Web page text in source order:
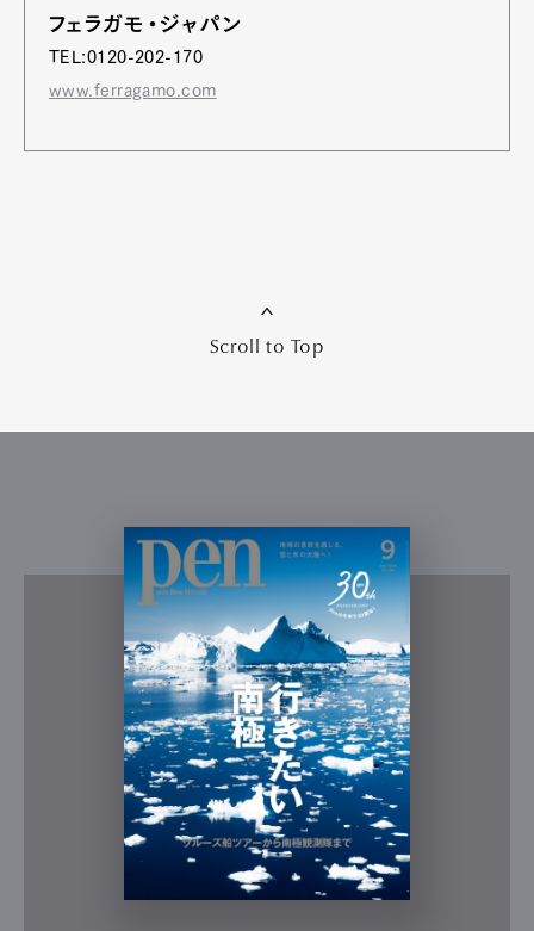
フェラガモ・ジャパン
TEL:0120-202-170
www.ferragamo.com
Scroll to Top